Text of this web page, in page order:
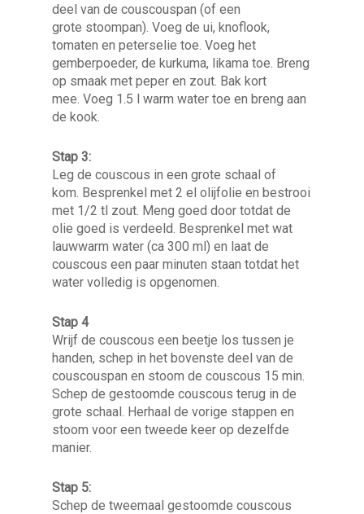
deel van de couscouspan (of een
grote stoompan). Voeg de ui, knoflook,
tomaten en peterselie toe. Voeg het
gemberpoeder, de kurkuma, likama toe. Breng
op smaak met peper en zout. Bak kort
mee. Voeg 1.5 l warm water toe en breng aan
de kook.
Stap 3:
Leg de couscous in een grote schaal of
kom. Besprenkel met 2 el olijfolie en bestrooi
met 1/2 tl zout. Meng goed door totdat de
olie goed is verdeeld. Besprenkel met wat
lauwwarm water (ca 300 ml) en laat de
couscous een paar minuten staan totdat het
water volledig is opgenomen.
Stap 4
Wrijf de couscous een beetje los tussen je
handen, schep in het bovenste deel van de
couscouspan en stoom de couscous 15 min.
Schep de gestoomde couscous terug in de
grote schaal. Herhaal de vorige stappen en
stoom voor een tweede keer op dezelfde
manier.
Stap 5:
Schep de tweemaal gestoomde couscous